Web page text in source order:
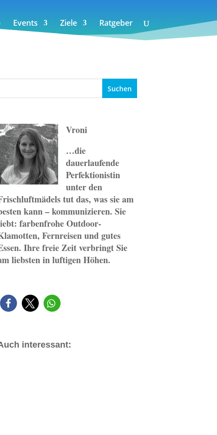
Events Ziele Ratgeber
Vroni
…die
dauerlaufende
Perfektionistin
unter den
tut das, was sie am
kann – kommunizieren. Sie
farbenfrohe Outdoor-
Fernreisen und gutes
Ihre freie Zeit verbringt Sie
liebsten in luftigen Höhen.
interessant: